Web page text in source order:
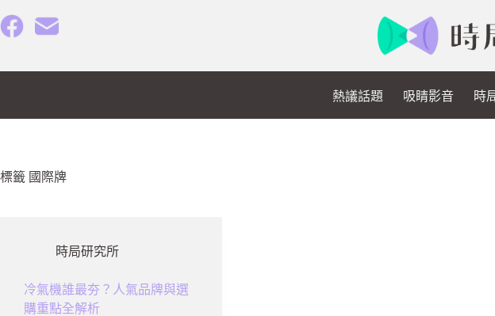
至
熱議話題 吸睛影音 時
標籤 國際牌
時局研究所
冷氣機誰最夯？人氣品牌與選
購重點全解析